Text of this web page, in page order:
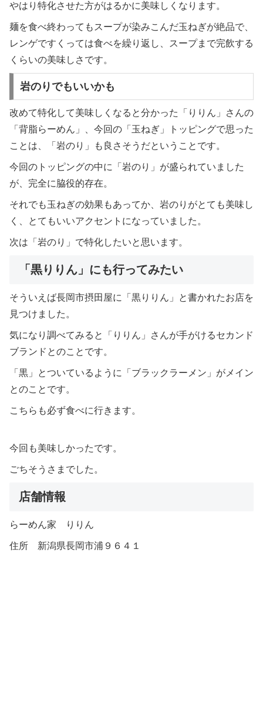
やはり特化させた方がはるかに美味しくなります。
麺を食べ終わってもスープが染みこんだ玉ねぎが絶品で、
レンゲですくっては食べを繰り返し、スープまで完飲する
くらいの美味しさです。
岩のりでもいいかも
改めて特化して美味しくなると分かった「りりん」さんの
「背脂らーめん」、今回の「玉ねぎ」トッピングで思った
ことは、「岩のり」も良さそうだということです。
今回のトッピングの中に「岩のり」が盛られていました
が、完全に脇役的存在。
それでも玉ねぎの効果もあってか、岩のりがとても美味し
く、とてもいいアクセントになっていました。
次は「岩のり」で特化したいと思います。
「黒りりん」にも行ってみたい
そういえば長岡市摂田屋に「黒りりん」と書かれたお店を
見つけました。
気になり調べてみると「りりん」さんが手がけるセカンド
ブランドとのことです。
「黒」とついているように「ブラックラーメン」がメイン
とのことです。
こちらも必ず食べに行きます。
今回も美味しかったです。
ごちそうさまでした。
店舗情報
らーめん家 りりん
住所 新潟県長岡市浦９６４１